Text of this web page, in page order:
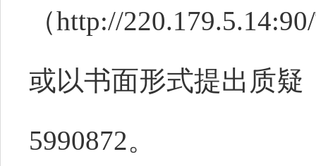
（http://
或以书面形式提出质疑
5990872。